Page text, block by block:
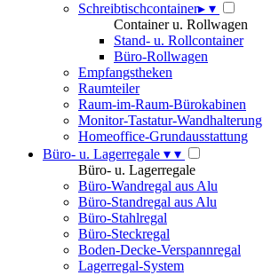
Schreibtischcontainer▸ ▾
Container u. Rollwagen
Stand- u. Rollcontainer
Büro-Rollwagen
Empfangstheken
Raumteiler
Raum-im-Raum-Bürokabinen
Monitor-Tastatur-Wandhalterung
Homeoffice-Grundausstattung
Büro- u. Lagerregale ▾ ▾
Büro- u. Lagerregale
Büro-Wandregal aus Alu
Büro-Standregal aus Alu
Büro-Stahlregal
Büro-Steckregal
Boden-Decke-Verspannregal
Lagerregal-System